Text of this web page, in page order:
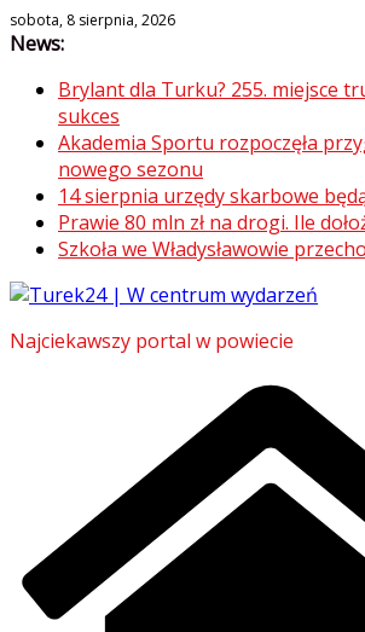
Skip
to
sobota, 8 sierpnia, 2026
News:
Brylant dla Turku? 255. miejsce
sukces
Akademia Sportu rozpoczęła
nowego sezonu
14 sierpnia urzędy skarbowe
Prawie 80 mln zł na drogi. Ile
Szkoła we Władysławowie
Najciekawszy portal w powiecie